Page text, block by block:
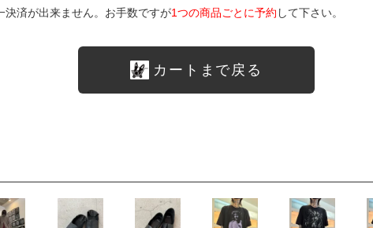
済が出来ません。お手数ですが1つの商品ごとに予約 して下さい。
カートまで戻る